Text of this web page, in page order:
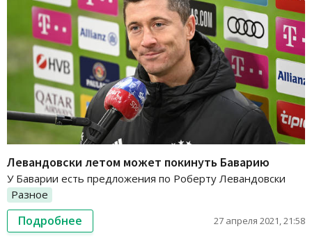
Левандовски летом может покинуть Баварию
У Баварии есть предложения по Роберту Левандовски
Разное
Подробнее 27 апреля 2021, 21:58